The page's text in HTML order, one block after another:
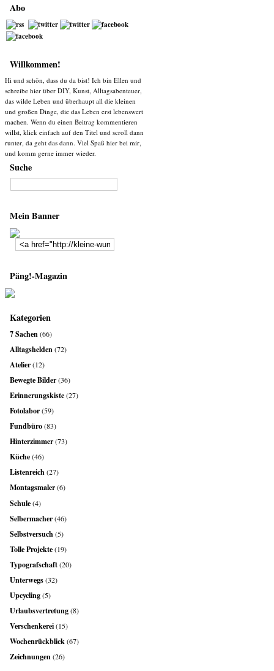
Abo
Willkommen!
Hi und schön, dass du da bist! Ich bin Ellen und
schreibe hier über DIY, Kunst, Alltagsabenteuer,
das wilde Leben und überhaupt all die kleinen
und großen Dinge, die das Leben erst lebenswert
machen. Wenn du einen Beitrag kommentieren
willst, klick einfach auf den Titel und scroll dann
runter, da geht das dann. Viel Spaß hier bei mir,
und komm gerne immer wieder.
Suche
Mein Banner
Päng!-Magazin
Kategorien
7 Sachen(66)
Alltagshelden(72)
Atelier(12)
Bewegte Bilder(36)
Erinnerungskiste(27)
Fotolabor(59)
Fundbüro(83)
Hinterzimmer(73)
Küche(46)
Listenreich(27)
Montagsmaler(6)
Schule(4)
Selbermacher(46)
Selbstversuch(5)
Tolle Projekte(19)
Typografschaft(20)
Unterwegs(32)
Upcycling(5)
Urlaubsvertretung(8)
Verschenkerei(15)
Wochenrückblick(67)
Zeichnungen(26)